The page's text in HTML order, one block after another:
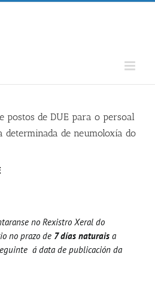
postos de DUE para o persoal
de neumoloxía do
no Rexistro Xeral do
no prazo de7 días naturaisa
á data de publicación da